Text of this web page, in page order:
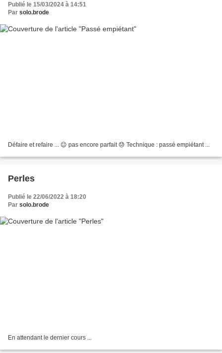
Publié le 15/03/2024 à 14:51
Par solo.brode
Défaire et refaire ... 😉 pas encore parfait 😓 Technique : passé empiétant ...
Perles
Publié le 22/06/2022 à 18:20
Par solo.brode
En attendant le dernier cours ...